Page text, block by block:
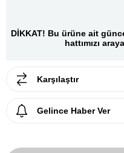
DİKKAT! Bu ürüne ait
hattımızı
Karşılaştır
Gelince Haber Ver